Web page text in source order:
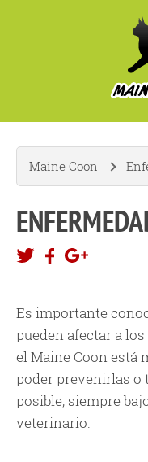
Maine Coon
Es importante
pueden afectar a
el Maine Coon está
poder prevenirlas o
posible, siempre
veterinario.